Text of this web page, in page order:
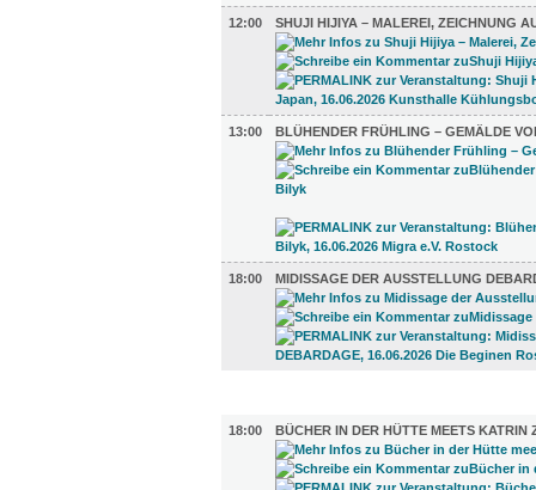
12:00 SHUJI HIJIYA – MALEREI, ZEICHNUNG
13:00 BLÜHENDER FRÜHLING – GEMÄLDE
18:00 MIDISSAGE DER AUSSTELLUNG
18:00
BÜCHER IN DER HÜTTE MEETS KATRIN